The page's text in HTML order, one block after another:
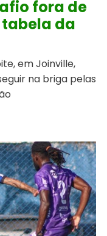
fora de
da
em Joinville,
na briga pelas